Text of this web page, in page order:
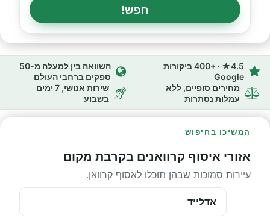
חפש!
4.5★ · +400 ביקורות
Google
השוואה בין למעלה מ-50
ספקים ברחבי העולם
מחירים סופיים, ללא
עמלות נסתרות
שירות אנושי, 7 ימים
בשבוע
המשיכו בחיפוש
אזורי איסוף קרוואנים בקרבת מקום
עיירות סמוכות שבהן תוכלו לאסוף קרוואן.
אדלייד